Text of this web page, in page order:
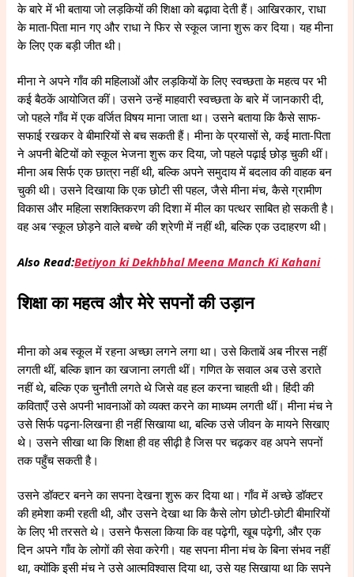
के बारे में भी बताया जो लड़कियों की शिक्षा को बढ़ावा देती हैं। आखिरकार, राधा
के माता-पिता मान गए और राधा ने फिर से स्कूल जाना शुरू कर दिया। यह मीना
के लिए एक बड़ी जीत थी।
मीना ने अपने गाँव की महिलाओं और लड़कियों के लिए स्वच्छता के महत्व पर भी
कई बैठकें आयोजित कीं। उसने उन्हें माहवारी स्वच्छता के बारे में जानकारी दी,
जो पहले गाँव में एक वर्जित विषय माना जाता था। उसने बताया कि कैसे साफ-
सफाई रखकर वे बीमारियों से बच सकती हैं। मीना के प्रयासों से, कई माता-पिता
ने अपनी बेटियों को स्कूल भेजना शुरू कर दिया, जो पहले पढ़ाई छोड़ चुकी थीं।
मीना अब सिर्फ एक छात्रा नहीं थी, बल्कि अपने समुदाय में बदलाव की वाहक बन
चुकी थी। उसने दिखाया कि एक छोटी सी पहल, जैसे मीना मंच, कैसे ग्रामीण
विकास और महिला सशक्तिकरण की दिशा में मील का पत्थर साबित हो सकती है।
वह अब ‘स्कूल छोड़ने वाले बच्चे’ की श्रेणी में नहीं थी, बल्कि एक उदाहरण थी।
Also Read:Betiyon ki Dekhbhal Meena Manch Ki Kahani
शिक्षा का महत्व और मेरे सपनों की उड़ान
मीना को अब स्कूल में रहना अच्छा लगने लगा था। उसे किताबें अब नीरस नहीं
लगती थीं, बल्कि ज्ञान का खजाना लगती थीं। गणित के सवाल अब उसे डराते
नहीं थे, बल्कि एक चुनौती लगते थे जिसे वह हल करना चाहती थी। हिंदी की
कविताएँ उसे अपनी भावनाओं को व्यक्त करने का माध्यम लगती थीं। मीना मंच ने
उसे सिर्फ पढ़ना-लिखना ही नहीं सिखाया था, बल्कि उसे जीवन के मायने सिखाए
थे। उसने सीखा था कि शिक्षा ही वह सीढ़ी है जिस पर चढ़कर वह अपने सपनों
तक पहुँच सकती है।
उसने डॉक्टर बनने का सपना देखना शुरू कर दिया था। गाँव में अच्छे डॉक्टर
की हमेशा कमी रहती थी, और उसने देखा था कि कैसे लोग छोटी-छोटी बीमारियों
के लिए भी तरसते थे। उसने फैसला किया कि वह पढ़ेगी, खूब पढ़ेगी, और एक
दिन अपने गाँव के लोगों की सेवा करेगी। यह सपना मीना मंच के बिना संभव नहीं
था, क्योंकि इसी मंच ने उसे आत्मविश्वास दिया था, उसे यह सिखाया था कि सपने